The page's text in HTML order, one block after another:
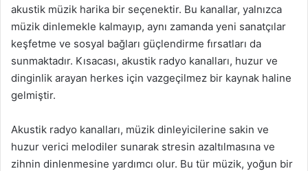
akustik müzik harika bir seçenektir. Bu kanallar, yalnızca
müzik dinlemekle kalmayıp, aynı zamanda yeni sanatçılar
keşfetme ve sosyal bağları güçlendirme fırsatları da
sunmaktadır. Kısacası, akustik radyo kanalları, huzur ve
dinginlik arayan herkes için vazgeçilmez bir kaynak haline
gelmiştir.
Akustik radyo kanalları, müzik dinleyicilerine sakin ve
huzur verici melodiler sunarak stresin azaltılmasına ve
zihnin dinlenmesine yardımcı olur. Bu tür müzik, yoğun bir